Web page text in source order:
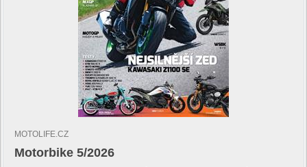
MOTOLIFE.CZ
Motorbike 5/2026